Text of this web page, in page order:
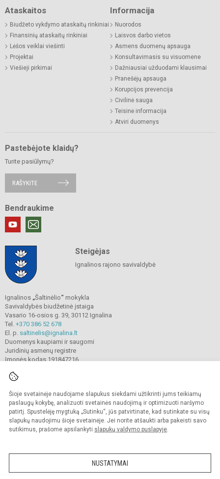
Šioje svetainėje naudojame slapukus siekdami užtikrinti jums teikiamų
paslaugų kokybę, analizuoti svetainės naudojimą ir optimizuoti naršymo
patirtį. Spustelėję mygtuką „Sutinku“, jūs patvirtinate, kad sutinkate su visų
slapukų naudojimu šioje svetainėje. Jei norite atšaukti arba pakeisti savo
sutikimus, prašome apsilankyti slapukų valdymo puslapyje.
NUSTATYMAI
Ataskaitos
Biudžeto vykdymo ataskaitų rinkiniai
Finansinių ataskaitų rinkiniai
Lėšos veiklai viešinti
Projektai
Viešieji pirkimai
Informacija
Nuorodos
Laisvos darbo vietos
Asmens duomenų apsauga
Konsultavimasis su visuomene
Dažniausiai užduodami klausimai
Pranešėjų apsauga
Korupcijos prevencija
Civilinė sauga
Teisinė informacija
Atviri duomenys
Pastebėjote klaidų?
Turite pasiūlymų?
RAŠYKITE
Bendraukime
Steigėjas
Ignalinos rajono savivaldybė
Ignalinos „Šaltinėlio“ mokykla
Savivaldybės biudžetinė įstaiga
Vasario 16-osios g. 39, 30112 Ignalina
Tel. +370 386 52 678
El. p. saltinelis@ignalina.lt
Duomenys kaupiami ir saugomi
Juridinių asmenų registre
Įmonės kodas 191847216
© 2022. Ignalinos„Šaltinėlio “mokykla. Visos teisės saugomos.
Kopijuoti turinį be raštiško gimnazijos sutikimo griežtai draudžiama.
Prieinamumo paraiška Slapukų valdymas
Sumanus būdas atnaujinti